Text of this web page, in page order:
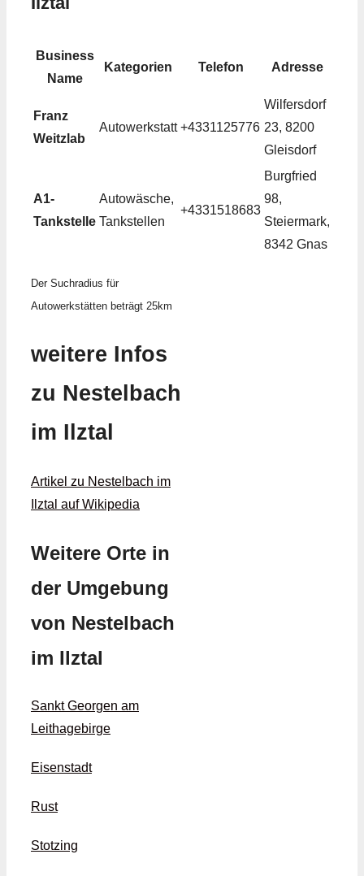
Business
Name
Kategorien Telefon Adresse
Franz
Weitzlab
Autowerkstatt +4331125776
Wilfersdorf
23, 8200
Gleisdorf
A1-
Tankstelle
Autowäsche,
Tankstellen
+4331518683
Burgfried
98,
Steiermark,
8342 Gnas
Der Suchradius für
Autowerkstätten beträgt 25km
weitere Infos
zu Nestelbach
im Ilztal
Artikel zu Nestelbach im
Ilztal auf Wikipedia
Weitere Orte in
der Umgebung
von Nestelbach
im Ilztal
Sankt Georgen am
Leithagebirge
Eisenstadt
Rust
Stotzing